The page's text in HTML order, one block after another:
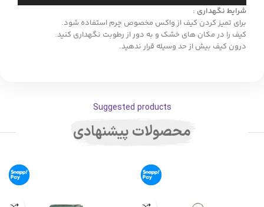
شرایط نگهداری :
برای تمیز کردن کیف از واکس مخصوص چرم استفاده شود.
کیف را در مکان های خشک و به دور از رطوبت نگهداری کنید.
درون کیف بیش از حد وسیله قرار ندهید.
Suggested products
محصولات پیشنهادی